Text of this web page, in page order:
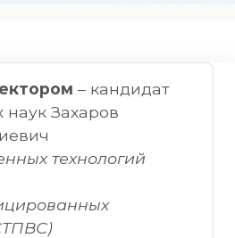
– кандидат
наук Захаров
технологий